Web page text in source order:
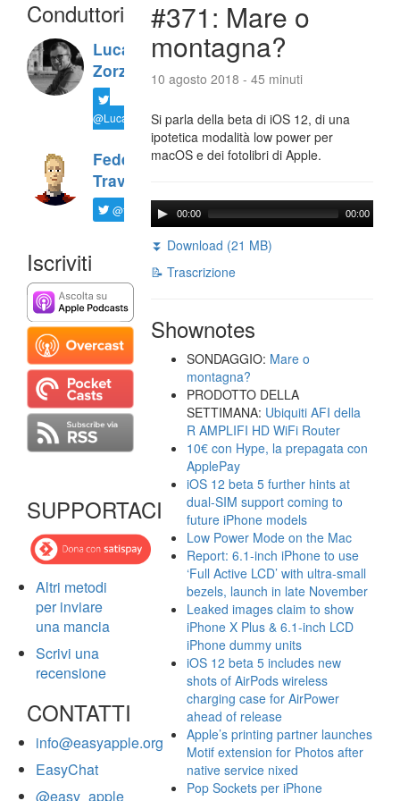
Conduttori
Luca
Zorzi
@LucaTNT
Federico
Travaini
@ftrava
Iscriviti
SUPPORTACI
Altri metodi
per inviare
una mancia
Scrivi una
recensione
CONTATTI
info@easyapple.org
EasyChat
@easy_apple
#371: Mare o
montagna?
10 agosto 2018 - 45 minuti
Si parla della beta di iOS 12, di una
ipotetica modalità low power per
macOS e dei fotolibri di Apple.
00:00 00:00
⏬ Download (21 MB)
📝 Trascrizione
Shownotes
SONDAGGIO: Mare o
montagna?
PRODOTTO DELLA
SETTIMANA: Ubiquiti AFI della
R AMPLIFI HD WiFi Router
10€ con Hype, la prepagata con
ApplePay
iOS 12 beta 5 further hints at
dual-SIM support coming to
future iPhone models
Low Power Mode on the Mac
Report: 6.1-inch iPhone to use
‘Full Active LCD’ with ultra-small
bezels, launch in late November
Leaked images claim to show
iPhone X Plus & 6.1-inch LCD
iPhone dummy units
iOS 12 beta 5 includes new
shots of AirPods wireless
charging case for AirPower
ahead of release
Apple’s printing partner launches
Motif extension for Photos after
native service nixed
Pop Sockets per iPhone